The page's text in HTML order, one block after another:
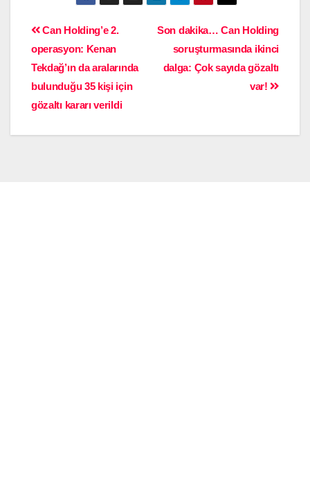
Son dakika… Can Holding
soruşturmasında ikinci
dalga: Çok sayıda gözaltı
var!
Can Holding’e 2.
operasyon: Kenan
Tekdağ’ın da aralarında
bulunduğu 35 kişi için
gözaltı kararı verildi